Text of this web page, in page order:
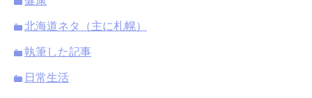
北海道ネタ（主に札幌）
執筆した記事
日常生活